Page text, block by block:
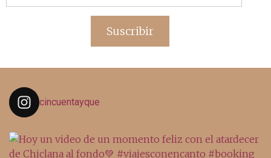
de
Suscribir
cincuentayque